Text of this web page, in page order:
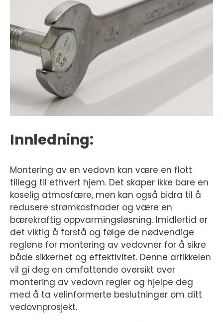
Innledning:
Montering av en vedovn kan være en flott
tillegg til ethvert hjem. Det skaper ikke bare en
koselig atmosfære, men kan også bidra til å
redusere strømkostnader og være en
bærekraftig oppvarmingsløsning. Imidlertid er
det viktig å forstå og følge de nødvendige
reglene for montering av vedovner for å sikre
både sikkerhet og effektivitet. Denne artikkelen
vil gi deg en omfattende oversikt over
montering av vedovn regler og hjelpe deg
med å ta velinformerte beslutninger om ditt
vedovnprosjekt.